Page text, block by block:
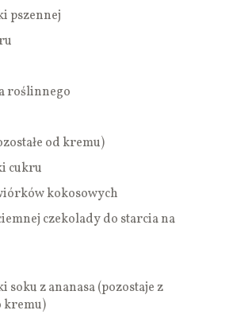
pszennej
roślinnego
od kremu)
cukru
kokosowych
czekolady do starcia na
soku z ananasa (pozostaje z
kremu)